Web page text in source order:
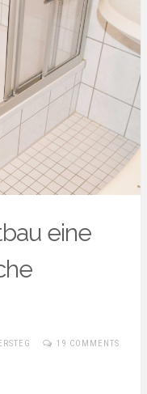
eine
19 COMMENTS